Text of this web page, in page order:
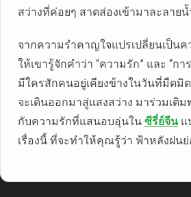
สว่างที่ค่อยๆ สาดส่องเข้ามาละลาย
จากความรำคาญใจแปรเปลี่ยนเป็น
ให้เขารู้จักคำว่า “ความรัก” และ “ก
มีใครสักคนอยู่เคียงข้างในวันที่มืดมิ
จะเดินออกมาสู่แสงสว่าง มาร่วมเติ
กับความรักที่แสนอบอุ่นใน ซีรี่ย์จีนแ
เรื่องนี้ ที่จะทำให้คุณรู้ว่า ฟ้าหลังฝน